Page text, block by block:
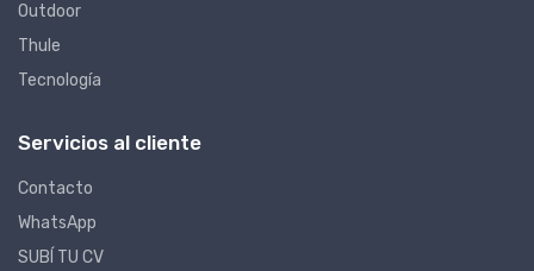
Outdoor
Thule
Tecnología
Servicios al cliente
Contacto
WhatsApp
SUBÍ TU CV